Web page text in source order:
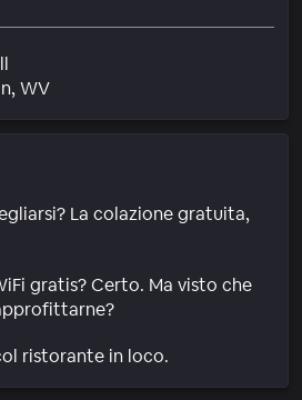
WVQuartiere
La colazione gratuita,
gratis? Certo. Ma visto che
ristorante in loco.